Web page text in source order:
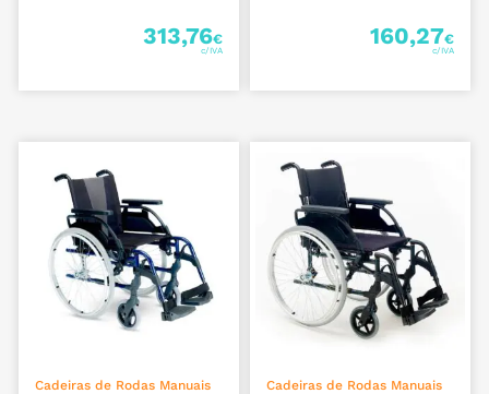
313,76€ 160,27€
VER OPÇÕES
Cadeiras de Rodas Manuais VER OPÇÕES
Cadeiras de Rodas Manuais